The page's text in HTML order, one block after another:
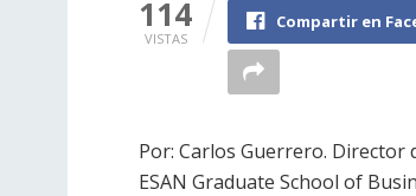
114
VISTAS
Compartir en
Por: Carlos Guerrero.
ESAN Graduate School of